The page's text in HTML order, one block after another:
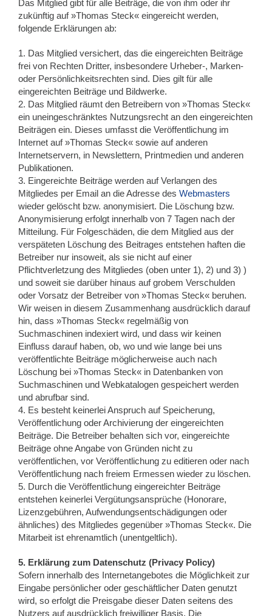
Das Mitglied gibt für alle Beiträge, die von ihm oder ihr
zukünftig auf »Thomas Steck« eingereicht werden,
folgende Erklärungen ab:
1. Das Mitglied versichert, das die eingereichten Beiträge
frei von Rechten Dritter, insbesondere Urheber-, Marken-
oder Persönlichkeitsrechten sind. Dies gilt für alle
eingereichten Beiträge und Bildwerke.
2. Das Mitglied räumt den Betreibern von »Thomas Steck«
ein uneingeschränktes Nutzungsrecht an den eingereichten
Beiträgen ein. Dieses umfasst die Veröffentlichung im
Internet auf »Thomas Steck« sowie auf anderen
Internetservern, in Newslettern, Printmedien und anderen
Publikationen.
3. Eingereichte Beiträge werden auf Verlangen des
Mitgliedes per Email an die Adresse des Webmasters
wieder gelöscht bzw. anonymisiert. Die Löschung bzw.
Anonymisierung erfolgt innerhalb von 7 Tagen nach der
Mitteilung. Für Folgeschäden, die dem Mitglied aus der
verspäteten Löschung des Beitrages entstehen haften die
Betreiber nur insoweit, als sie nicht auf einer
Pflichtverletzung des Mitgliedes (oben unter 1), 2) und 3) )
und soweit sie darüber hinaus auf grobem Verschulden
oder Vorsatz der Betreiber von »Thomas Steck« beruhen.
Wir weisen in diesem Zusammenhang ausdrücklich darauf
hin, dass »Thomas Steck« regelmäßig von
Suchmaschinen indexiert wird, und dass wir keinen
Einfluss darauf haben, ob, wo und wie lange bei uns
veröffentlichte Beiträge möglicherweise auch nach
Löschung bei »Thomas Steck« in Datenbanken von
Suchmaschinen und Webkatalogen gespeichert werden
und abrufbar sind.
4. Es besteht keinerlei Anspruch auf Speicherung,
Veröffentlichung oder Archivierung der eingereichten
Beiträge. Die Betreiber behalten sich vor, eingereichte
Beiträge ohne Angabe von Gründen nicht zu
veröffentlichen, vor Veröffentlichung zu editieren oder nach
Veröffentlichung nach freiem Ermessen wieder zu löschen.
5. Durch die Veröffentlichung eingereichter Beiträge
entstehen keinerlei Vergütungsansprüche (Honorare,
Lizenzgebühren, Aufwendungsentschädigungen oder
ähnliches) des Mitgliedes gegenüber »Thomas Steck«. Die
Mitarbeit ist ehrenamtlich (unentgeltlich).
5. Erklärung zum Datenschutz (Privacy Policy)
Sofern innerhalb des Internetangebotes die Möglichkeit zur
Eingabe persönlicher oder geschäftlicher Daten genutzt
wird, so erfolgt die Preisgabe dieser Daten seitens des
Nutzers auf ausdrücklich freiwilliger Basis. Die